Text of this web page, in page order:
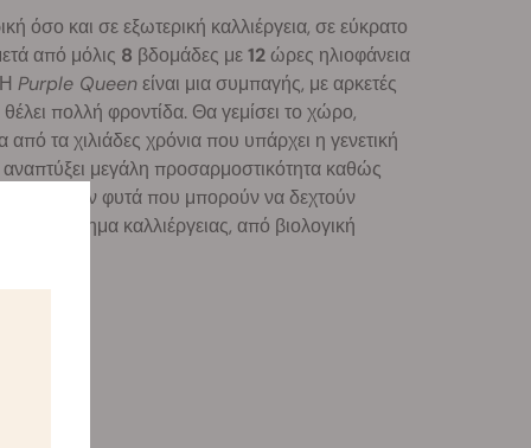
όσο και σε εξωτερική καλλιέργεια, σε εύκρατο
από μόλις 8 βδομάδες με12ώρες ηλιοφάνεια
Purple Queenείναι μια συμπαγής, με αρκετές
πολλή φροντίδα. Θα γεμίσει το χώρο,
τα χιλιάδες χρόνια που υπάρχει η γενετική
αναπτύξει μεγάλη προσαρμοστικότητα καθώς
παράγουν φυτά που μπορούν να δεχτούν
σύστημα καλλιέργειας, από βιολογική